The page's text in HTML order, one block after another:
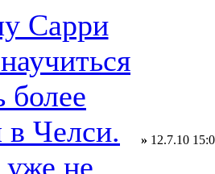
Сарри
более
в Челси.
не
» 12.7.10